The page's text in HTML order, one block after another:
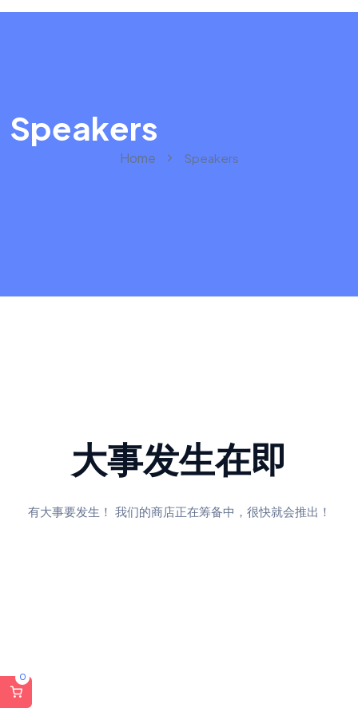
Speakers
Home Speakers
大事发生在即
有大事要发生！ 我们的商店正在筹备中，很快就会推出！
0